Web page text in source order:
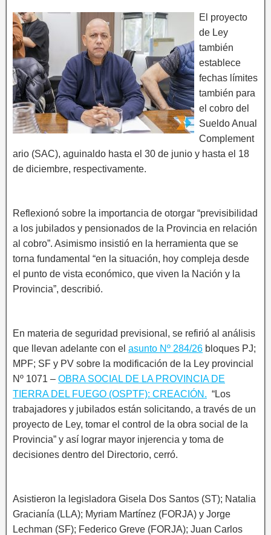
El proyecto
de Ley
también
establece
fechas límites
también para
el cobro del
Sueldo Anual
Complement
ario (SAC), aguinaldo hasta el 30 de junio y hasta el 18
de diciembre, respectivamente.
Reflexionó sobre la importancia de otorgar “previsibilidad
a los jubilados y pensionados de la Provincia en relación
al cobro”. Asimismo insistió en la herramienta que se
torna fundamental “en la situación, hoy compleja desde
el punto de vista económico, que viven la Nación y la
Provincia”, describió.
En materia de seguridad previsional, se refirió al análisis
que llevan adelante con el asunto Nº 284/26 bloques PJ;
MPF; SF y PV sobre la modificación de la Ley provincial
Nº 1071 – OBRA SOCIAL DE LA PROVINCIA DE
TIERRA DEL FUEGO (OSPTF): CREACIÓN. “Los
trabajadores y jubilados están solicitando, a través de un
proyecto de Ley, tomar el control de la obra social de la
Provincia” y así lograr mayor injerencia y toma de
decisiones dentro del Directorio, cerró.
Asistieron la legisladora Gisela Dos Santos (ST); Natalia
Gracianía (LLA); Myriam Martínez (FORJA) y Jorge
Lechman (SF); Federico Greve (FORJA); Juan Carlos